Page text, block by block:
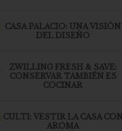
CASA PALACIO: UNA VISIÓN
DEL DISEÑO
ZWILLING FRESH & SAVE:
CONSERVAR TAMBIÉN ES
COCINAR
CULTI: VESTIR LA CASA CON
AROMA